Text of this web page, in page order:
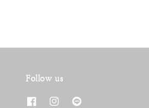
Follow us